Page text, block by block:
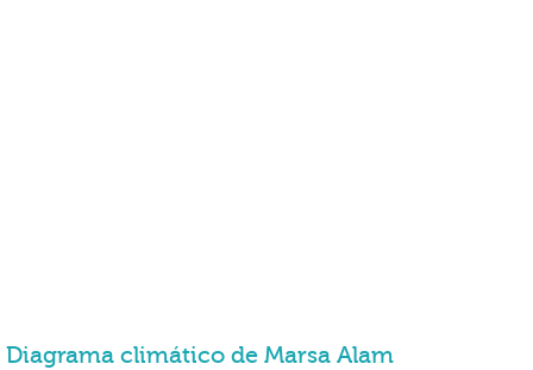
Diagrama climático de Marsa Alam